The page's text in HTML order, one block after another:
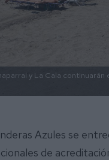
y La Cala
Azules se
de